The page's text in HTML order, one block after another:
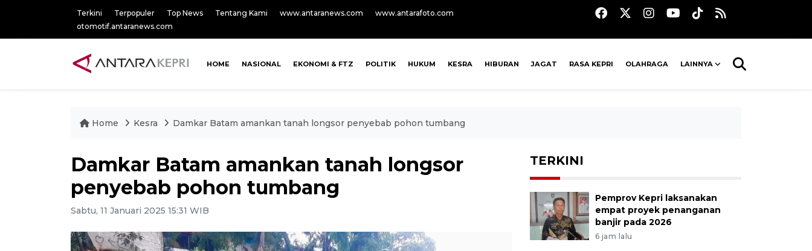
Terkini Terpopuler Top News Tentang Kami www.antaranews.com
www.antarafoto.com
otomotif.antaranews.com
HOME NASIONAL EKONOMI & FTZ POLITIK HUKUM KESRA HIBURAN JAGAT RASA KEPRI OLAHRAGA LAINNYA
Home Kesra Damkar Batam amankan tanah longsor penyebab pohon tumbang
Damkar Batam amankan tanah longsor
penyebab pohon tumbang
Sabtu, 11 Januari 2025 15:31 WIB
TERKINI
Pemprov Kepri laksanakan
empat proyek penanganan
banjir pada 2026
6 jam lalu